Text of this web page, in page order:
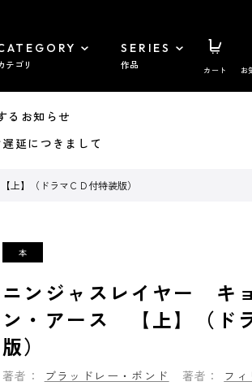
テゴリ
SERIES
作品 カート お
るお知らせ
延につきまして
】（ドラマＣＤ付特装版）
ニンジャスレイヤー キ
ン・アース 【上】（ド
版）
著者： ブラッドレー・ボンド 著者：
フ